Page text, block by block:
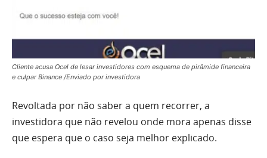
Cliente acusa Ocel de lesar investidores com esquema de pirâmide financeira
e culpar Binance /Enviado por investidora
Revoltada por não saber a quem recorrer, a
investidora que não revelou onde mora apenas disse
que espera que o caso seja melhor explicado.